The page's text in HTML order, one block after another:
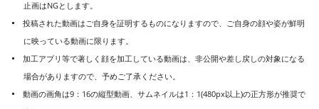
止画はNGとします。
投稿された動画はご自身を証明するものになりますので、ご自身の顔や姿が鮮明
に映っている動画に限ります。
加工アプリ等で著しく顔を加工している動画は、非公開や差し戻しの対象になる
場合がありますので、予めご了承ください。
動画の画角は9：16の縦型動画、サムネイルは1：1(480px以上)の正方形が推奨で